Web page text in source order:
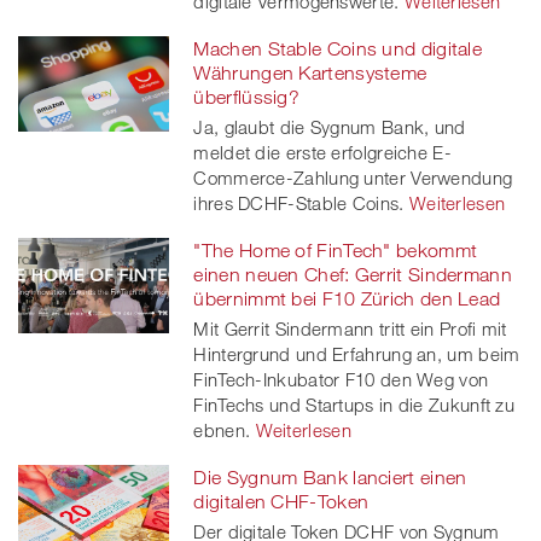
Machen Stable Coins und digitale
Währungen Kartensysteme
überflüssig?
Ja, glaubt die Sygnum Bank, und
meldet die erste erfolgreiche E-
Commerce-Zahlung unter Verwendung
ihres DCHF-Stable Coins. Weiterlesen
"The Home of FinTech" bekommt
einen neuen Chef: Gerrit Sindermann
übernimmt bei F10 Zürich den Lead
Mit Gerrit Sindermann tritt ein Profi mit
Hintergrund und Erfahrung an, um beim
FinTech-Inkubator F10 den Weg von
FinTechs und Startups in die Zukunft zu
ebnen. Weiterlesen
Die Sygnum Bank lanciert einen
digitalen CHF-Token
Der digitale Token DCHF von Sygnum